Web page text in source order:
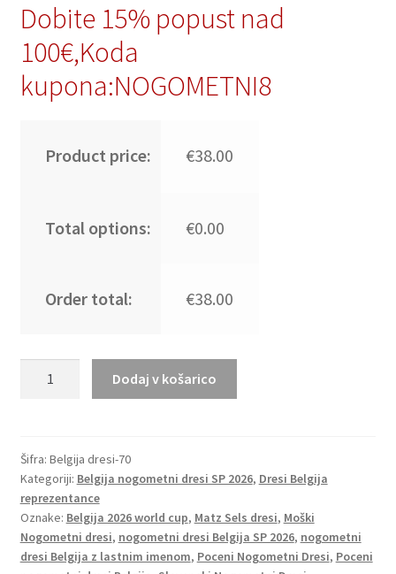
Dobite 15% popust nad
100€,Koda
kupona:NOGOMETNI8
Product price: €38.00
Total options: €0.00
Order total: €38.00
Belgija
reprezentance
Matz
Sels
#13
Gostujoči
Dodaj v košarico
Šifra: Belgija dresi-70
Kategoriji: Belgija nogometni dresi SP 2026, Dresi Belgija
reprezentance
Oznake: Belgija 2026 world cup, Matz Sels dresi, Moški
Nogometni dresi, nogometni dresi Belgija SP 2026, nogometni
dresi Belgija z lastnim imenom, Poceni Nogometni Dresi, Poceni